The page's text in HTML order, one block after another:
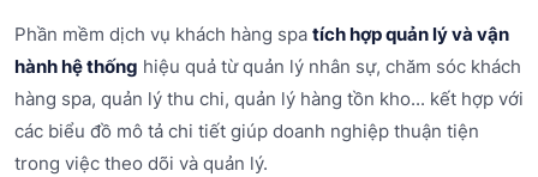
Phần mềm dịch vụ khách hàng spa tích hợp quản lý và vận
hành hệ thống hiệu quả từ quản lý nhân sự, chăm sóc khách
hàng spa, quản lý thu chi, quản lý hàng tồn kho... kết hợp với
các biểu đồ mô tả chi tiết giúp doanh nghiệp thuận tiện
trong việc theo dõi và quản lý.